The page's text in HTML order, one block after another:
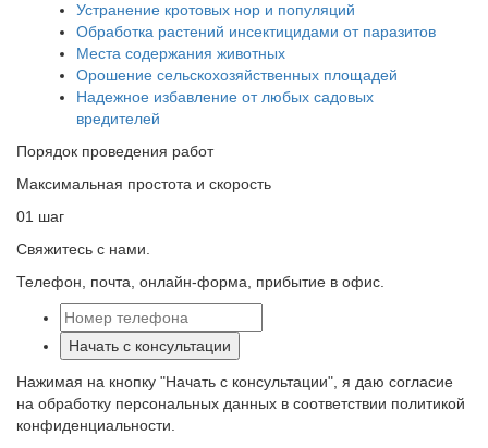
Устранение кротовых нор и популяций
Обработка растений инсектицидами от паразитов
Места содержания животных
Орошение сельскохозяйственных площадей
Надежное избавление от любых садовых
вредителей
Порядок проведения работ
Максимальная простота и скорость
01 шаг
Свяжитесь с нами.
Телефон, почта, онлайн-форма, прибытие в офис.
Начать с консультации
Нажимая на кнопку "Начать с консультации", я даю согласие
на обработку персональных данных в соответствии политикой
конфиденциальности.